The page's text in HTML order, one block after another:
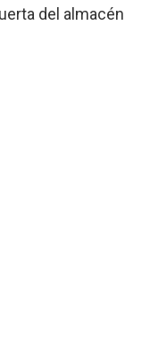
del almacén